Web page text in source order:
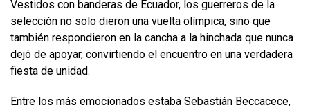
Vestidos con banderas de Ecuador, los guerreros de la
selección no solo dieron una vuelta olímpica, sino que
también respondieron en la cancha a la hinchada que nunca
dejó de apoyar, convirtiendo el encuentro en una verdadera
fiesta de unidad.
Entre los más emocionados estaba Sebastián Beccacece,